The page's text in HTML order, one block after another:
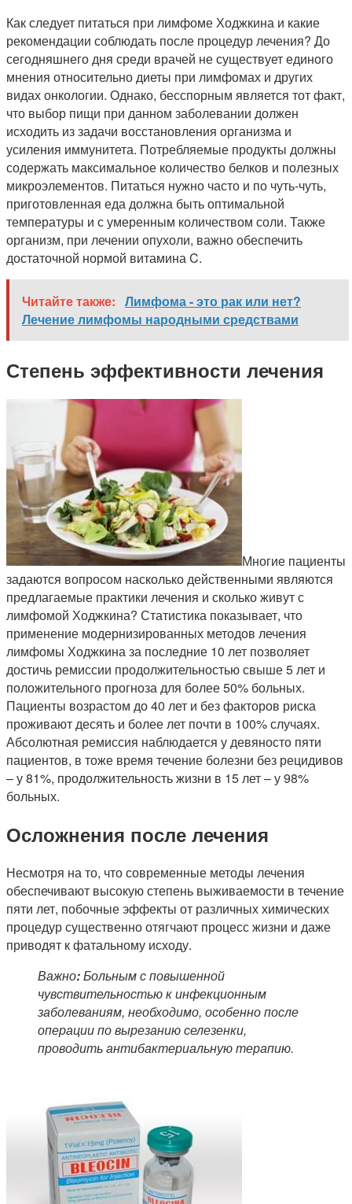
Как следует питаться при лимфоме Ходжкина и какие
рекомендации соблюдать после процедур лечения? До
сегодняшнего дня среди врачей не существует единого
мнения относительно диеты при лимфомах и других
видах онкологии. Однако, бесспорным является тот факт,
что выбор пищи при данном заболевании должен
исходить из задачи восстановления организма и
усиления иммунитета. Потребляемые продукты должны
содержать максимальное количество белков и полезных
микроэлементов. Питаться нужно часто и по чуть-чуть,
приготовленная еда должна быть оптимальной
температуры и с умеренным количеством соли. Также
организм, при лечении опухоли, важно обеспечить
достаточной нормой витамина C.
Читайте также: Лимфома - это рак или нет?
Лечение лимфомы народными средствами
Степень эффективности лечения
Многие пациенты
задаются вопросом насколько действенными являются
предлагаемые практики лечения и сколько живут с
лимфомой Ходжкина? Статистика показывает, что
применение модернизированных методов лечения
лимфомы Ходжкина за последние 10 лет позволяет
достичь ремиссии продолжительностью свыше 5 лет и
положительного прогноза для более 50% больных.
Пациенты возрастом до 40 лет и без факторов риска
проживают десять и более лет почти в 100% случаях.
Абсолютная ремиссия наблюдается у девяносто пяти
пациентов, в тоже время течение болезни без рецидивов
– у 81%, продолжительность жизни в 15 лет – у 98%
больных.
Осложнения после лечения
Несмотря на то, что современные методы лечения
обеспечивают высокую степень выживаемости в течение
пяти лет, побочные эффекты от различных химических
процедур существенно отягчают процесс жизни и даже
приводят к фатальному исходу.
Важно:Больным с повышенной
чувствительностью к инфекционным
заболеваниям, необходимо, особенно после
операции по вырезанию селезенки,
проводить антибактериальную терапию.